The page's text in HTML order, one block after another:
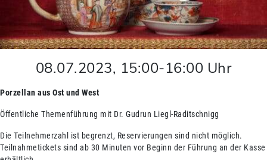
08.07.2023, 15:00-16:00 Uhr
Porzellan aus Ost und West
Öffentliche Themenführung mit Dr. Gudrun Liegl-Raditschnigg
Die Teilnehmerzahl ist begrenzt, Reservierungen sind nicht möglich.
Teilnahmetickets sind ab 30 Minuten vor Beginn der Führung an der Kasse